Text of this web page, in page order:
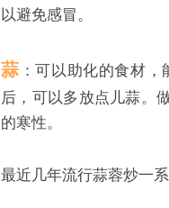
以避免感冒。
蒜 ：可以助化的食材
后，可以多放点儿蒜。
的寒性。
最近几年流行蒜蓉炒一